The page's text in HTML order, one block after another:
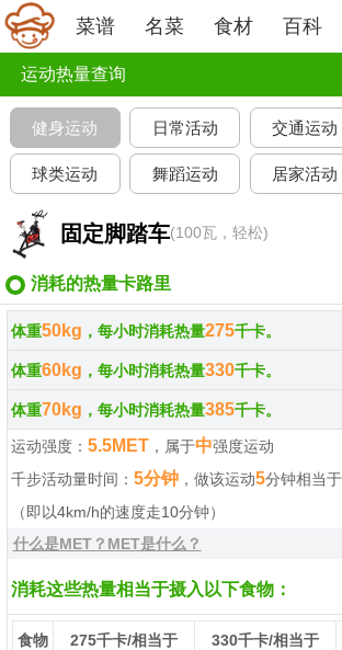
菜谱 名菜 食材 百科
运动热量查询
健身运动 日常活动 交通运动
球类运动 舞蹈运动 居家活动
固定脚踏车(100瓦，轻松)
消耗的热量卡路里
体重50kg ，每小时消耗热量275千卡。
体重60kg ，每小时消耗热量330千卡。
体重70kg ，每小时消耗热量385千卡。
运动强度：5.5MET ，属于中强度运动
千步活动量时间：5分钟 ，做该运动5分钟相当
（即以4km/h的速度走10分钟）
什么是MET？MET是什么？
消耗这些热量相当于摄入以下食物：
食物 275千卡/相当于 330千卡/相当于